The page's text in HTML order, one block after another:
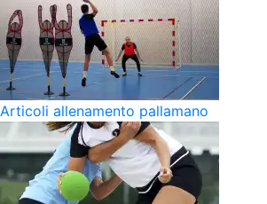
Articoli allenamento pallamano